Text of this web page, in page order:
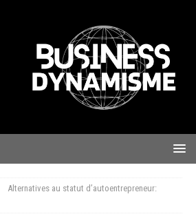
Alternatives au statut d’autoentrepreneur: